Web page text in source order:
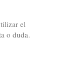
el
o duda.